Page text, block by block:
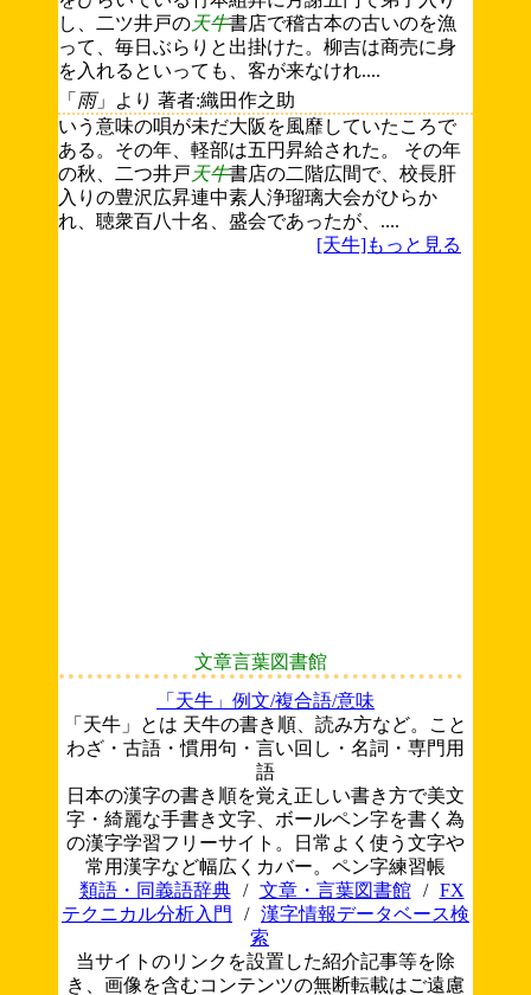
し、二ツ井戸の天牛書店で稽古本の古いのを漁
って、毎日ぶらりと出掛けた。柳吉は商売に身
を入れるといっても、客が来なけれ....
「 雨」より 著者:織田作之助
いう意味の唄が未だ大阪を風靡していたころで
ある。その年、軽部は五円昇給された。 その年
の秋、二つ井戸 天牛書店の二階広間で、校長肝
入りの豊沢広昇連中素人浄瑠璃大会がひらか
れ、聴衆百八十名、盛会であったが、....
[天牛]もっと見る
文章言葉図書館
「天牛」例文/複合語/意味
「天牛」とは 天牛の書き順、読み方など。こと
わざ・古語・慣用句・言い回し・名詞・専門用
語
日本の漢字の書き順を覚え正しい書き方で美文
字・綺麗な手書き文字、ボールペン字を書く為
の漢字学習フリーサイト。日常よく使う文字や
常用漢字など幅広くカバー。ペン字練習帳
類語・同義語辞典
/ 文章・言葉図書館 /
FX
テクニカル分析入門
/ 漢字情報データベース検
索
当サイトのリンクを設置した紹介記事等を除
き、画像を含むコンテンツの無断転載はご遠慮